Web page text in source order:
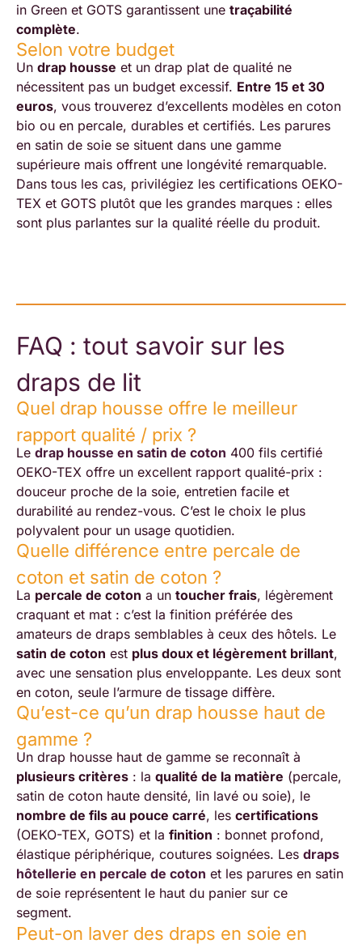
in Green et GOTS garantissent une traçabilité
complète.
Selon votre budget
Un drap housse et un drap plat de qualité ne
nécessitent pas un budget excessif. Entre 15 et 30
euros, vous trouverez d’excellents modèles en coton
bio ou en percale, durables et certifiés. Les parures
en satin de soie se situent dans une gamme
supérieure mais offrent une longévité remarquable.
Dans tous les cas, privilégiez les certifications OEKO-
TEX et GOTS plutôt que les grandes marques : elles
sont plus parlantes sur la qualité réelle du produit.
FAQ : tout savoir sur les
draps de lit
Quel drap housse offre le meilleur
rapport qualité / prix ?
Le drap housse en satin de coton 400 fils certifié
OEKO-TEX offre un excellent rapport qualité-prix :
douceur proche de la soie, entretien facile et
durabilité au rendez-vous. C’est le choix le plus
polyvalent pour un usage quotidien.
Quelle différence entre percale de
coton et satin de coton ?
La percale de coton a un toucher frais, légèrement
craquant et mat : c’est la finition préférée des
amateurs de draps semblables à ceux des hôtels. Le
satin de coton est plus doux et légèrement brillant,
avec une sensation plus enveloppante. Les deux sont
en coton, seule l’armure de tissage diffère.
Qu’est-ce qu’un drap housse haut de
gamme ?
Un drap housse haut de gamme se reconnaît à
plusieurs critères : la qualité de la matière (percale,
satin de coton haute densité, lin lavé ou soie), le
nombre de fils au pouce carré, les certifications
(OEKO-TEX, GOTS) et la finition : bonnet profond,
élastique périphérique, coutures soignées. Les draps
hôtellerie en percale de coton et les parures en satin
de soie représentent le haut du panier sur ce
segment.
Peut-on laver des draps en soie en